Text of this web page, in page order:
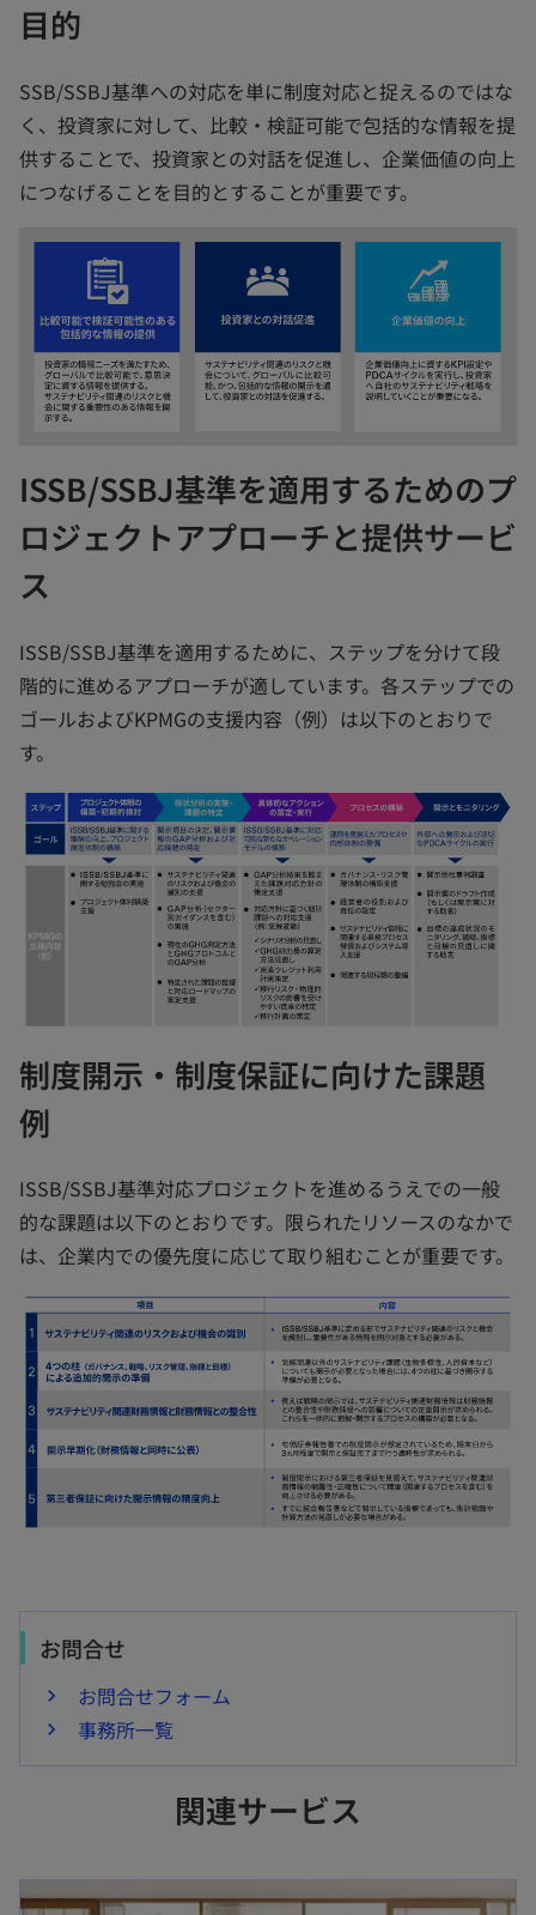
目的
SSB/SSBJ基準への対応を単に制度対応と捉えるのではな
く、投資家に対して、比較・検証可能で包括的な情報を提
供することで、投資家との対話を促進し、企業価値の向上
につなげることを目的とすることが重要です。
ISSB/SSBJ基準を適用するためのプ
ロジェクトアプローチと提供サービ
ス
ISSB/SSBJ基準を適用するために、ステップを分けて段
階的に進めるアプローチが適しています。各ステップでの
ゴールおよびKPMGの支援内容（例）は以下のとおりで
す。
制度開示・制度保証に向けた課題
例
ISSB/SSBJ基準対応プロジェクトを進めるうえでの一般
的な課題は以下のとおりです。限られたリソースのなかで
は、企業内での優先度に応じて取り組むことが重要です。
お問合せ
お問合せフォーム
事務所一覧
関連サービス